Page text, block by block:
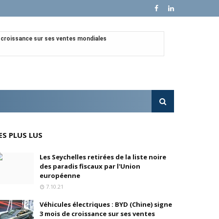
sur ses ventes mondiales
de FedEx Supply Chain
(Universal, Canal+) et de Banijay
PLUS LUS
Les Seychelles retirées de la liste noire
des paradis fiscaux par l'Union
européenne
7.10.21
Véhicules électriques : BYD (Chine) signe
3 mois de croissance sur ses ventes